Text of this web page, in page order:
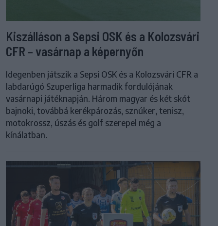
Kiszálláson a Sepsi OSK és a Kolozsvári
CFR – vasárnap a képernyőn
Idegenben játszik a Sepsi OSK és a Kolozsvári CFR a
labdarúgó Szuperliga harmadik fordulójának
vasárnapi játéknapján. Három magyar és két skót
bajnoki, továbbá kerékpározás, sznúker, tenisz,
motokrossz, úszás és golf szerepel még a
kínálatban.